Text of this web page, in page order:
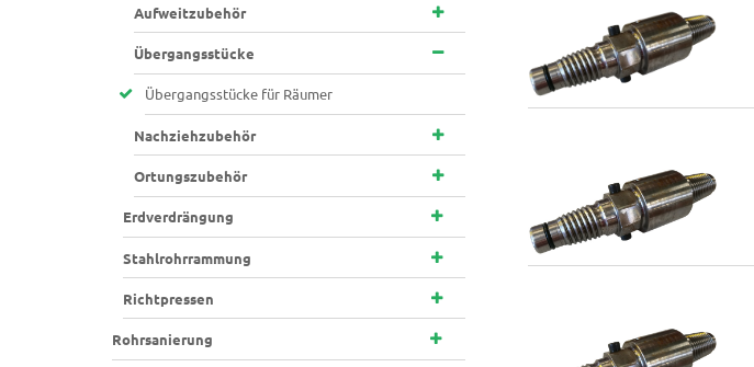
Aufweitzubehör
Übergangsstücke
Übergangsstücke für Räumer
Nachziehzubehör
Ortungszubehör
Erdverdrängung
Stahlrohrrammung
Richtpressen
Rohrsanierung